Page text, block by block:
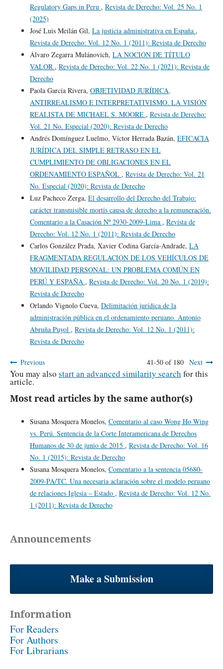
Regulatory Gaps in Peru , Revista de Derecho: Vol. 25 No. 1
(2025)
José Luis Meilán Gil, La justicia administrativa en España ,
Revista de Derecho: Vol. 12 No. 1 (2011): Revista de Derecho
Álvaro Zegarra Mulánovich, LA NOCIÓN DE TÍTULO
VALOR , Revista de Derecho: Vol. 22 No. 1 (2021): Revista de
Derecho
Paola García Rivera, OBJETIVIDAD JURÍDICA,
ANTIRREALISMO E INTERPRETATIVISMO. LA VISIÓN
REALISTA DE MICHAEL S. MOORE , Revista de Derecho:
Vol. 21 No. Especial (2020): Revista de Derecho
Andrés Domínguez Luelmo, Víctor Herrada Bazán, EFICACIA
JURÍDICA DEL SIMPLE RETRASO EN EL
CUMPLIMIENTO DE OBLIGACIONES EN EL
ORDENAMIENTO ESPAÑOL , Revista de Derecho: Vol. 21
No. Especial (2020): Revista de Derecho
Luz Pacheco Zerga, El desarrollo del Derecho del Trabajo:
carácter transmisible mortis causa de derecho a la remuneración.
Comentario a la Casación Nº 2930-2009-Lima , Revista de
Derecho: Vol. 12 No. 1 (2011): Revista de Derecho
Carlos González Prada, Xavier Codina García-Andrade, LA
FRAGMENTADA REGULACIÓN DE LOS VEHÍCULOS DE
MOVILIDAD PERSONAL: UN PROBLEMA COMÚN EN
PERÚ Y ESPAÑA , Revista de Derecho: Vol. 20 No. 1 (2019):
Revista de Derecho
Orlando Vignolo Cueva, Delimitación jurídica de la
administración pública en el ordenamiento peruano. Antonio
Abruña Puyol , Revista de Derecho: Vol. 12 No. 1 (2011):
Revista de Derecho
Previous 41-50 of 180 Next
You may also start an advanced similarity search for this
article.
Most read articles by the same author(s)
Susana Mosquera Monelos, Comentario al caso Wong Ho Wing
vs. Perú. Sentencia de la Corte Interamericana de Derechos
Humanos de 30 de junio de 2015 , Revista de Derecho: Vol. 16
No. 1 (2015): Revista de Derecho
Susana Mosquera Monelos, Comentario a la sentencia 05680-
2009-PA/TC. Una necesaria aclaración sobre el modelo peruano
de relaciones Iglesia – Estado , Revista de Derecho: Vol. 12 No.
1 (2011): Revista de Derecho
Announcements
Make a Submission
Information
For Readers
For Authors
For Librarians